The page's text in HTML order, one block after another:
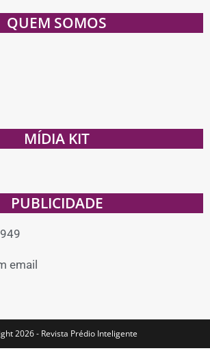
QUEM SOMOS
MÍDIA KIT
PUBLICIDADE
email
2026 - Revista Prédio Inteligente